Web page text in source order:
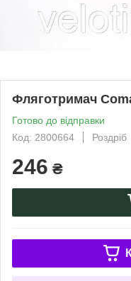
Фляготримач
Готово до відправки
Код: 2800664
Роздріб
246 ₴